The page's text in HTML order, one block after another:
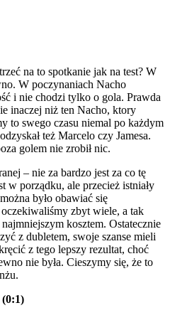
na to spotkanie jak na test? W
W poczynaniach Nacho
i nie chodzi tylko o gola. Prawda
inaczej niż ten Nacho, ktory
to swego czasu niemal po każdym
też Marcelo czy Jamesa.
golem nie zrobił nic.
– nie za bardzo jest za co tę
w porządku, ale przecież istniały
było obawiać się
zbyt wiele, a tak
kosztem. Ostatecznie
z dubletem, swoje szanse mieli
z tego lepszy rezultat, choć
nie była. Cieszymy się, że to